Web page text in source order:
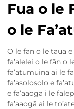
Fua o le
o le
O le fān o le tāua
fa’alelei o le fān o
fa’atumuina ai le
fa’asolosolo e
e fa’aaogā i le
fa’aaogā ai le